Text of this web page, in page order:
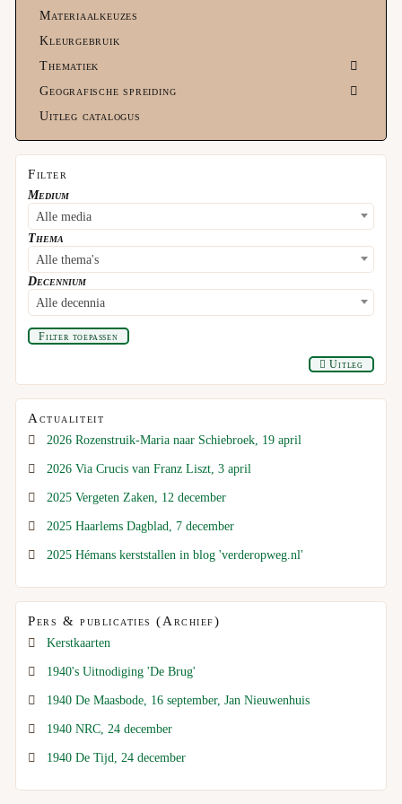
Materiaalkeuzes
Kleurgebruik
Thematiek
Geografische spreiding
Uitleg catalogus
Filter
Medium
Alle media
Thema
Alle thema's
Decennium
Alle decennia
Filter toepassen
Uitleg
Actualiteit
2026 Rozenstruik-Maria naar Schiebroek, 19 april
2026 Via Crucis van Franz Liszt, 3 april
2025 Vergeten Zaken, 12 december
2025 Haarlems Dagblad, 7 december
2025 Hémans kerststallen in blog 'verderopweg.nl'
Pers & publicaties (Archief)
Kerstkaarten
1940's Uitnodiging 'De Brug'
1940 De Maasbode, 16 september, Jan Nieuwenhuis
1940 NRC, 24 december
1940 De Tijd, 24 december